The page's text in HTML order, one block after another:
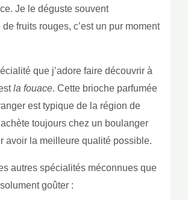
Je le déguste souvent
fruits rouges, c’est un pur moment
que j’adore faire découvrir à
la fouace. Cette brioche parfumée
est typique de la région de
toujours chez un boulanger
avoir la meilleure qualité possible.
autres spécialités méconnues que
goûter :